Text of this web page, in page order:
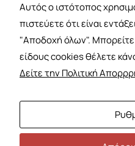
Πληρωμή Με
Αυτός ο ιστότοπος
πιστεύετε ότι είναι
"Αποδοχή όλων". Μπορείτε
είδους cookies θέλετε
Δείτε την Πολιτική